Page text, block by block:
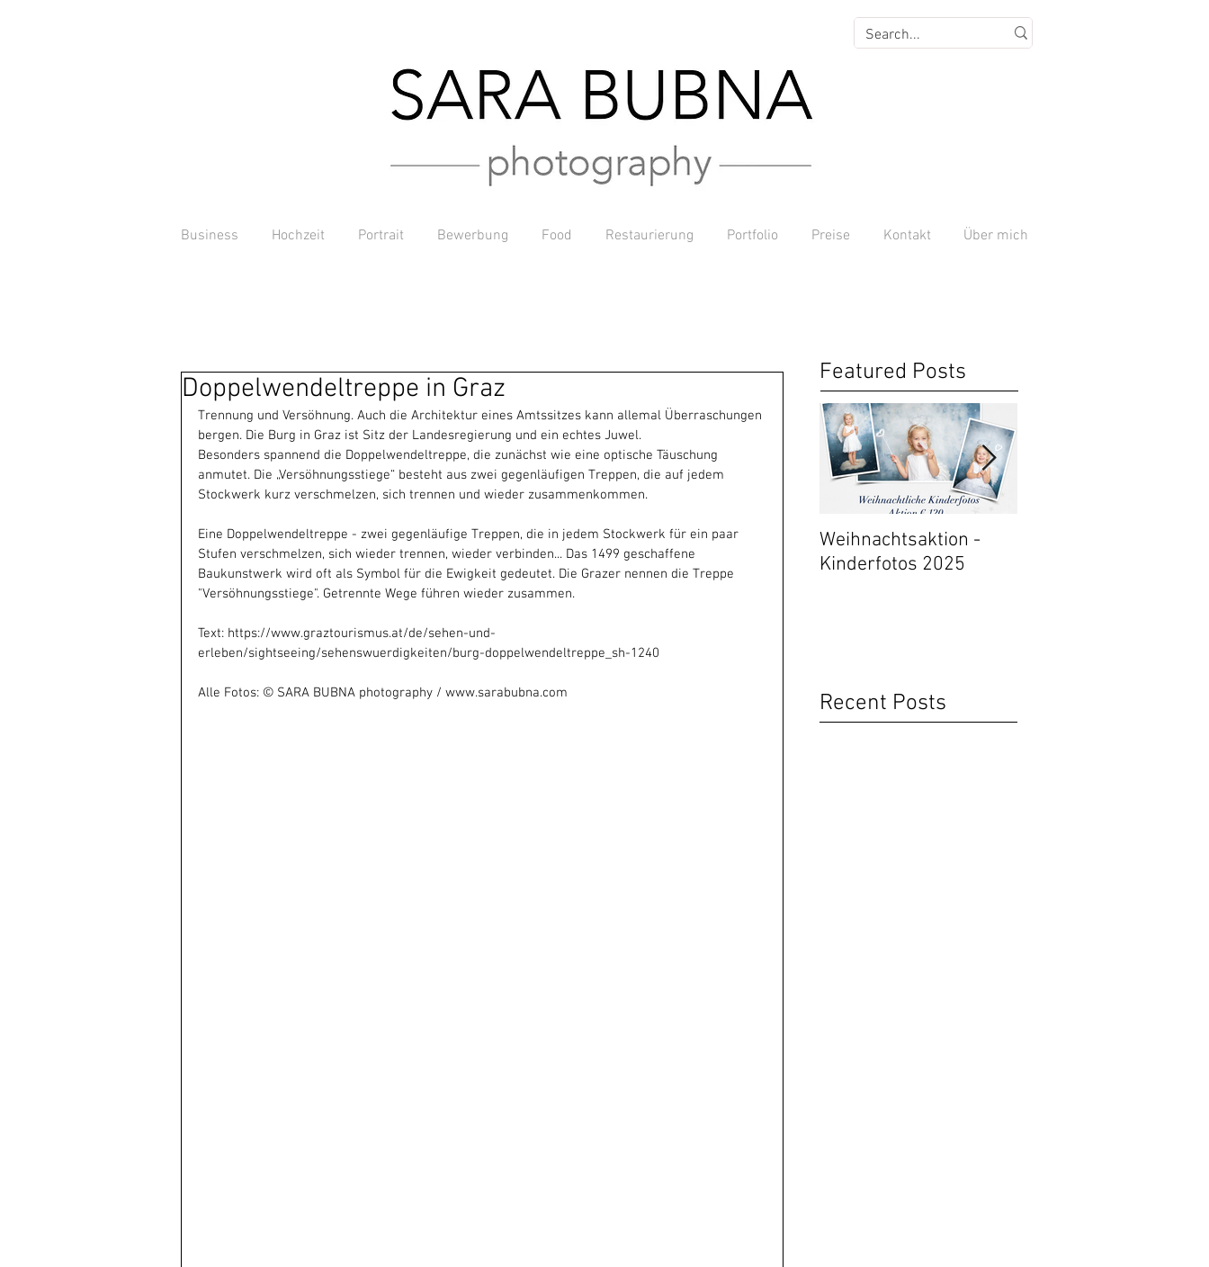
Business Hochzeit Portrait Bewerbung Food Restaurierung Portfolio Preise Kontakt Über mich
Doppelwendeltreppe in Graz
Trennung und Versöhnung. Auch die Architektur eines Amtssitzes kann allemal Überraschungen
bergen. Die Burg in Graz ist Sitz der Landesregierung und ein echtes Juwel.
Besonders spannend die Doppelwendeltreppe, die zunächst wie eine optische Täuschung
anmutet. Die „Versöhnungsstiege“ besteht aus zwei gegenläufigen Treppen, die auf jedem
Stockwerk kurz verschmelzen, sich trennen und wieder zusammenkommen.
Eine Doppelwendeltreppe - zwei gegenläufige Treppen, die in jedem Stockwerk für ein paar
Stufen verschmelzen, sich wieder trennen, wieder verbinden... Das 1499 geschaffene
Baukunstwerk wird oft als Symbol für die Ewigkeit gedeutet. Die Grazer nennen die Treppe
"Versöhnungsstiege". Getrennte Wege führen wieder zusammen.
Text: https://www.graztourismus.at/de/sehen-und-
erleben/sightseeing/sehenswuerdigkeiten/burg-doppelwendeltreppe_sh-1240
Alle Fotos: © SARA BUBNA photography / www.sarabubna.com
Featured Posts
Weihnachtsaktion -
Kinderfotos 2025
Recent Posts